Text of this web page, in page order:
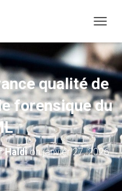
qualité de
forensique du
Haldionjanvier 27, 2026